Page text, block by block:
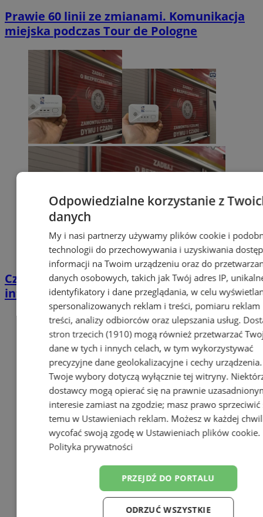
Prawie 60 linii ze zmianami. Komunikacja
miejska podczas Tour de Pologne
Czad na osiedlu Sikornik w Gliwicach. Dwie
interwencje strażaków
Odpowiedzialne korzystanie z
danych
My i nasi partnerzy używamy plików cookie i
technologii do przechowywania i uzyskiwania
informacji na Twoim urządzeniu oraz do
danych osobowych, takich jak Twój adres IP,
identyfikatory i dane przeglądania, w celu
spersonalizowanych reklam i treści, pomiaru reklam
treści, analizy odbiorców oraz ulepszania usług.
stron trzecich (1910)mogą również przetwarzać
dane w tych i innych celach, w tym wykorzystywać
precyzyjne dane geolokalizacyjne i cechy urządzenia.
Twoje wybory dotyczą wyłącznie tej witryny.
dostawcy mogą opierać się na prawnie
interesie zamiast na zgodzie; masz prawo sprzeciwić
temu w Ustawieniach reklam. Możesz w każdej
wycofać swoją zgodę w Ustawieniach plików cookie.
Polityka prywatności
PRZEJDŹ DO PORTALU
ODRZUĆ WSZYSTKIE